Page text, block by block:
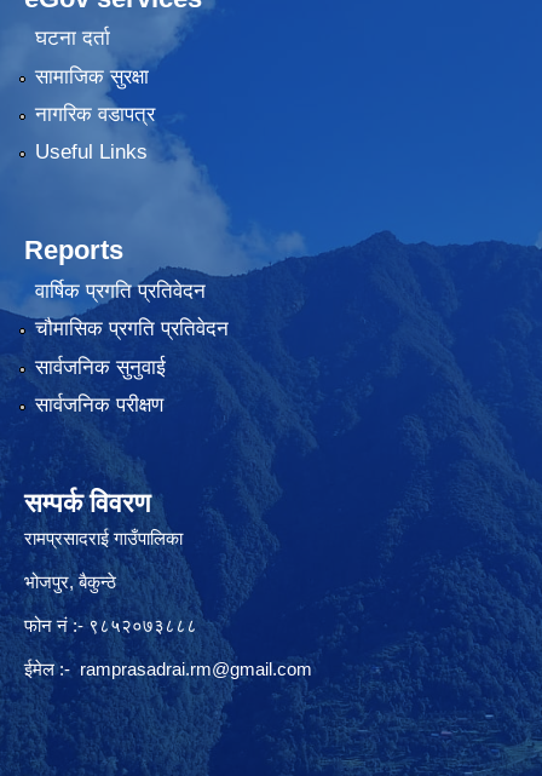
घटना दर्ता
सामाजिक सुरक्षा
नागरिक वडापत्र
Useful Links
Reports
वार्षिक प्रगति प्रतिवेदन
चौमासिक प्रगति प्रतिवेदन
सार्वजनिक सुनुवाई
सार्वजनिक परीक्षण
सम्पर्क विवरण
रामप्रसादराई गाउँपालिका
भोजपुर, बैकुन्ठे
फोन नं :- ९८५२०७३८८८
ईमेल :-ramprasadrai.rm@gmail.com